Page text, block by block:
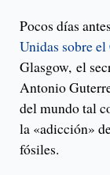
Pocos días
Unidas sobre
Glasgow, el
Antonio
del mundo tal
la «adicción»
fósiles.